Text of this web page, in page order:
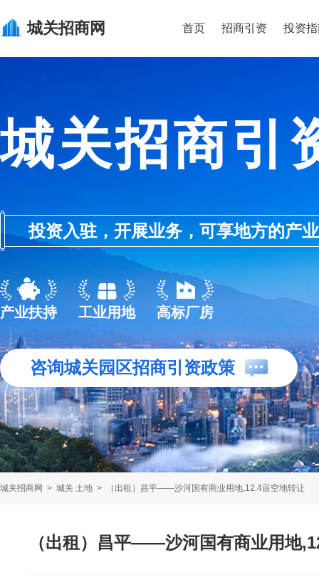
城关招商网 首页 招商引资 投资
城关招商引
投资入驻，开展业务，可享地方的产
产业扶持 工业用地 高标厂房
咨询城关园区招商引资政策
城关招商网 > 城关 土地 > （出租）昌平——沙河国有商业用地,12.4亩空地转让
（出租）昌平——沙河国有商业用地